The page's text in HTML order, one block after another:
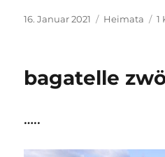
Veröffentlicht
16. Januar 2021 Kategorien
Heimata 1
bagatelle
…..